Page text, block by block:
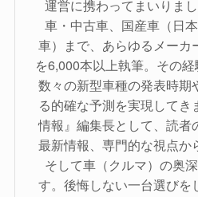
運営に携わってまいりま
車・中古車、国産車（日
車）まで、あらゆるメーカ
を6,000本以上執筆。その経
数々の新型車種の発表時期
る的確な予測を実現して
情報』編集長として、読者
最新情報、専門的な視点か
そして車（クルマ）の奥
す。後悔しない一台選びを